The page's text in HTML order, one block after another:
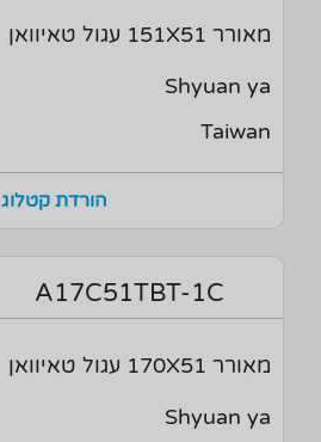
מאורר 151X51 עגול טאיוואן
Shyuan ya
Taiwan
הורדת קטלוג
A17C51TBT-1C
מאורר 170X51 עגול טאיוואן
Shyuan ya